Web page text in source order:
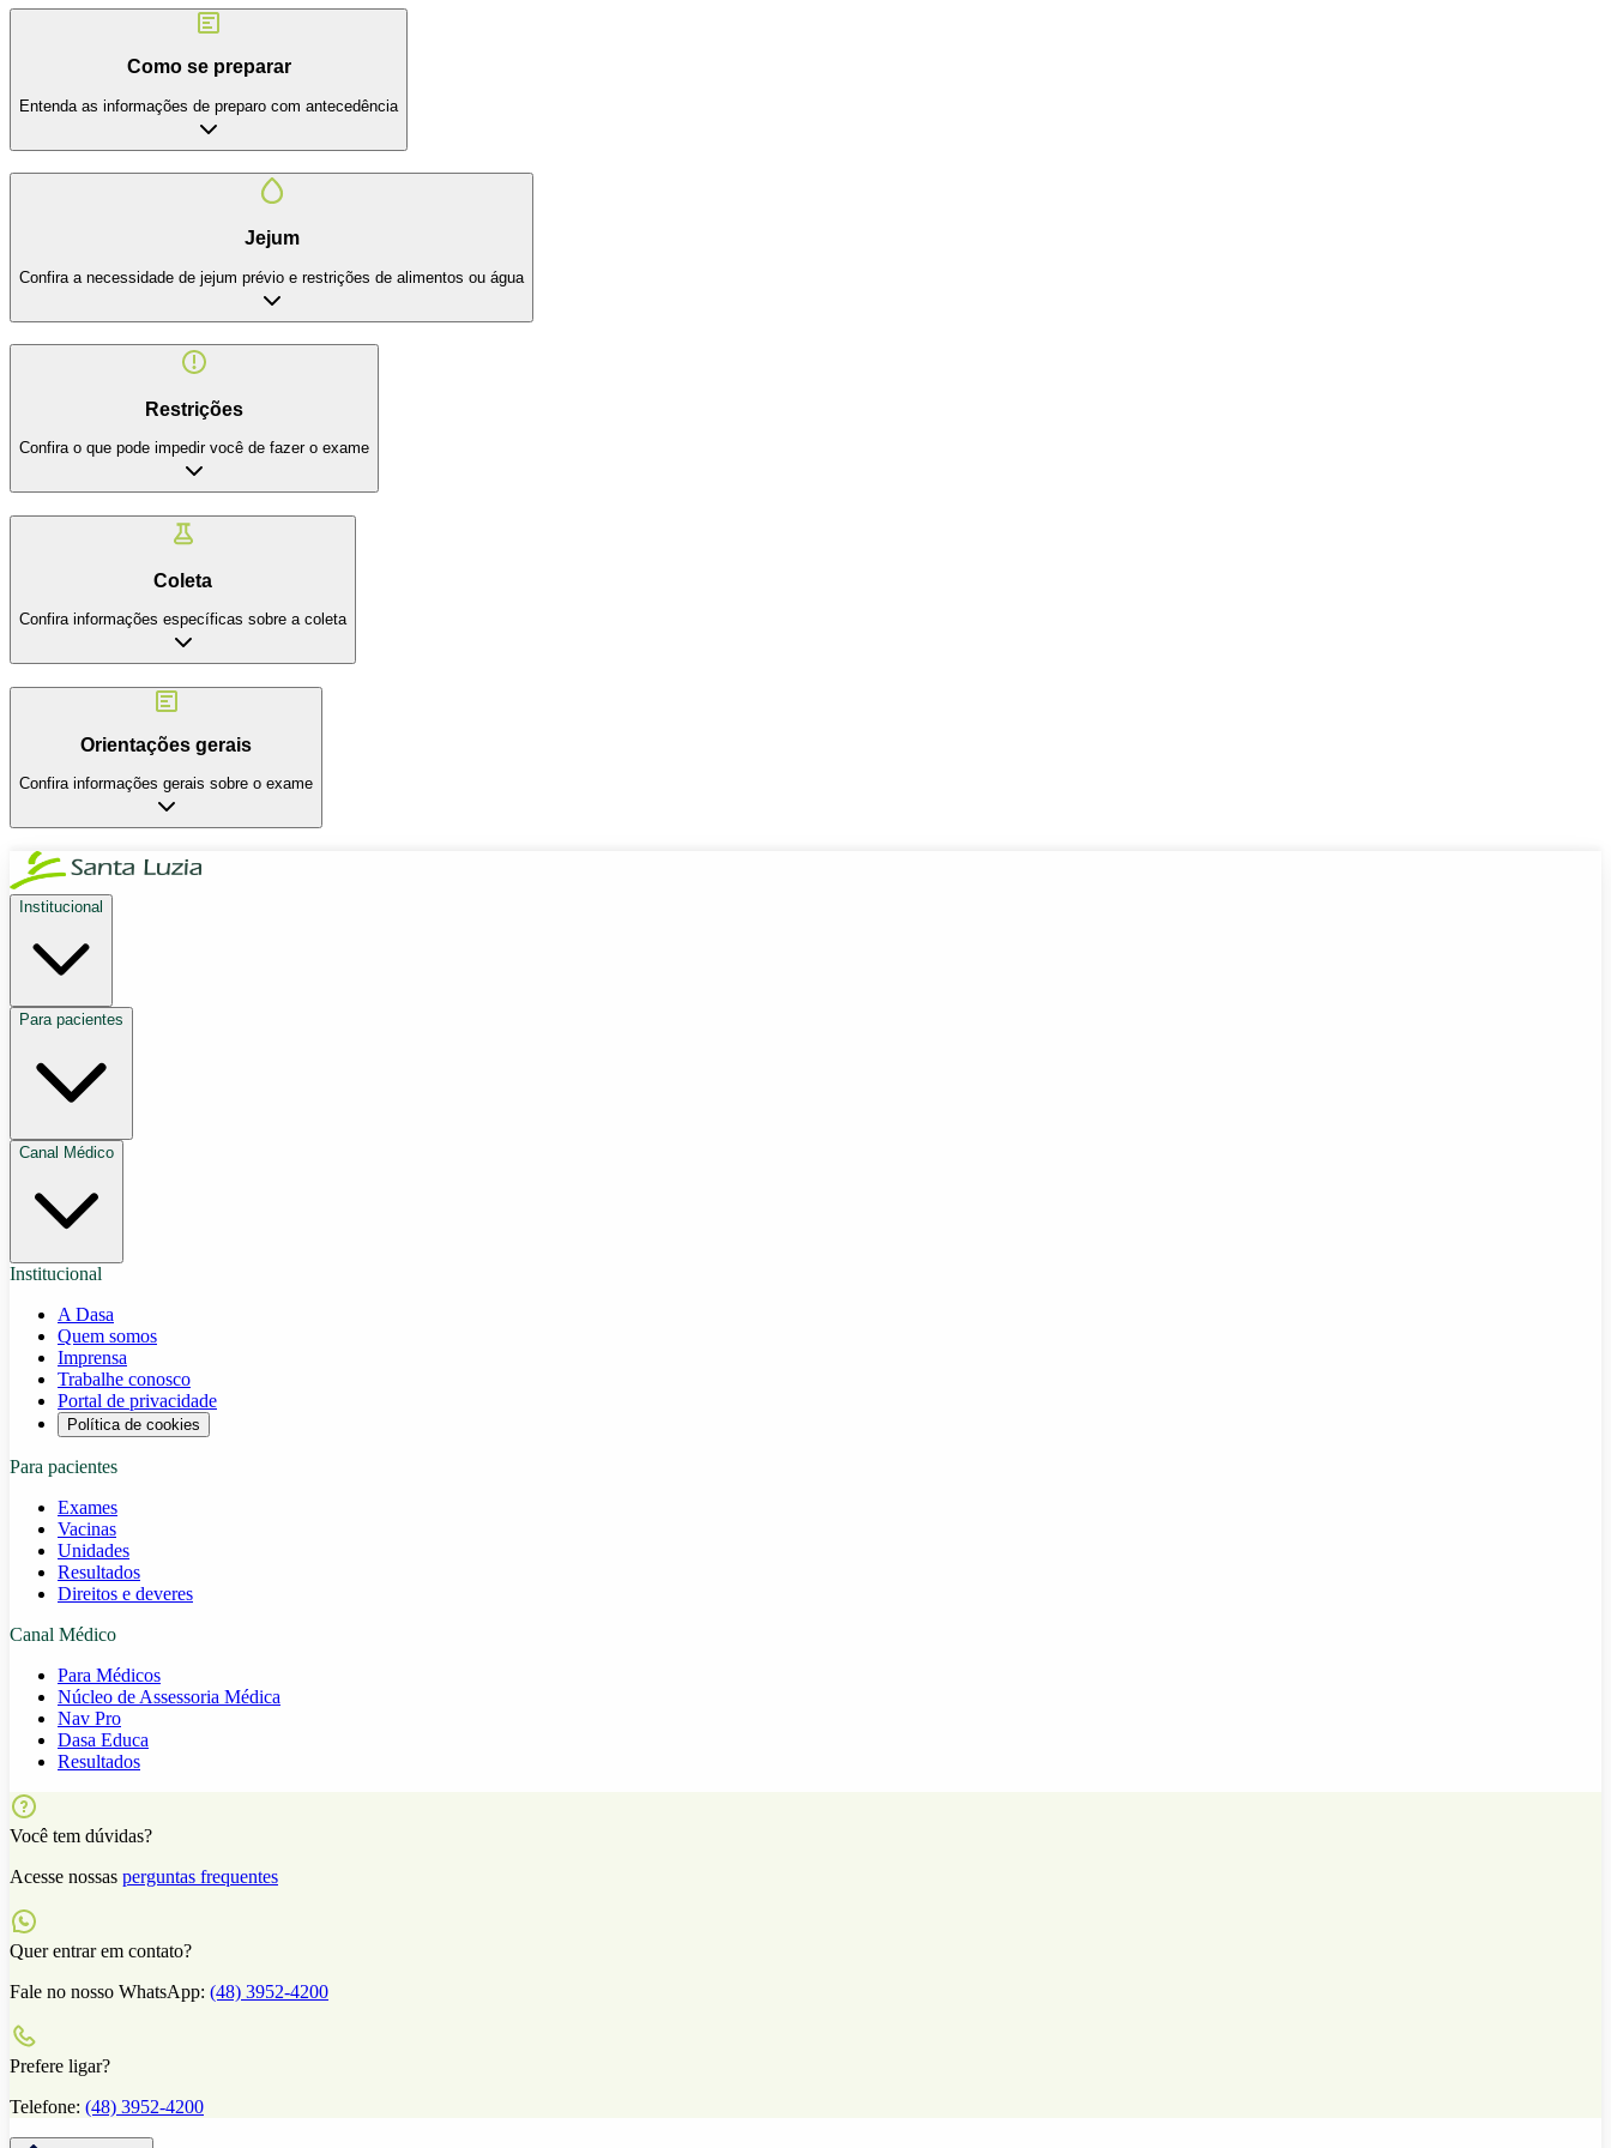
Como se preparar
Entenda as informações de preparo com antecedência
Jejum
Confira a necessidade de jejum prévio e restrições de alimentos ou água
Restrições
Confira o que pode impedir você de fazer o exame
Coleta
Confira informações específicas sobre a coleta
Orientações gerais
Confira informações gerais sobre o exame
Institucional
Para pacientes
Canal Médico
Institucional
A Dasa
Quem somos
Imprensa
Trabalhe conosco
Portal de privacidade
Política de cookies
Para pacientes
Exames
Vacinas
Unidades
Resultados
Direitos e deveres
Canal Médico
Para Médicos
Núcleo de Assessoria Médica
Nav Pro
Dasa Educa
Resultados
Você tem dúvidas?
Acesse nossas perguntas frequentes
Quer entrar em contato?
Fale no nosso WhatsApp: (48) 3952-4200
Prefere ligar?
Telefone: (48) 3952-4200